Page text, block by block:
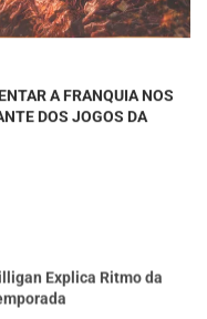
A FRANQUIA NOS
DOS JOGOS DA
Explica Ritmo da